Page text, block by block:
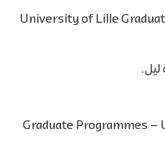
University of Lille
Graduate Programmes